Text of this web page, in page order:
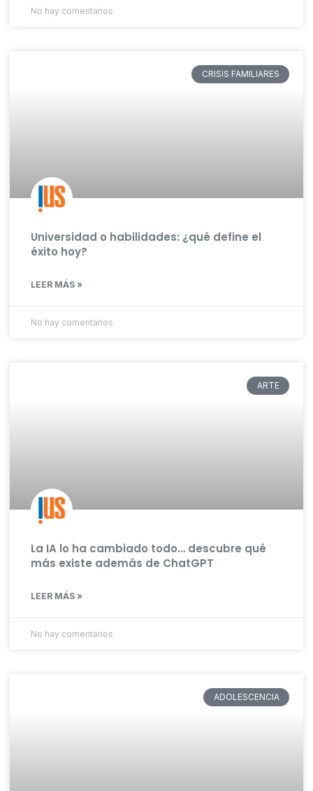
No hay comentarios
CRISIS FAMILIARES
Universidad o habilidades: ¿qué define el
éxito hoy?
LEER MÁS »
No hay comentarios
ARTE
La IA lo ha cambiado todo… descubre qué
más existe además de ChatGPT
LEER MÁS »
No hay comentarios
ADOLESCENCIA